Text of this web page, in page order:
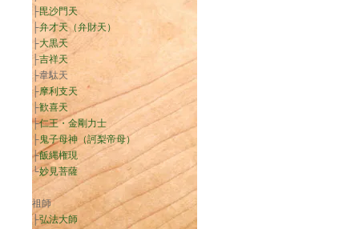
├毘沙門天
├弁才天（弁財天）
├大黒天
├吉祥天
├韋駄天
├摩利支天
├歓喜天
├仁王・金剛力士
├鬼子母神（訶梨帝母）
├飯縄権現
└妙見菩薩
祖師
├弘法大師